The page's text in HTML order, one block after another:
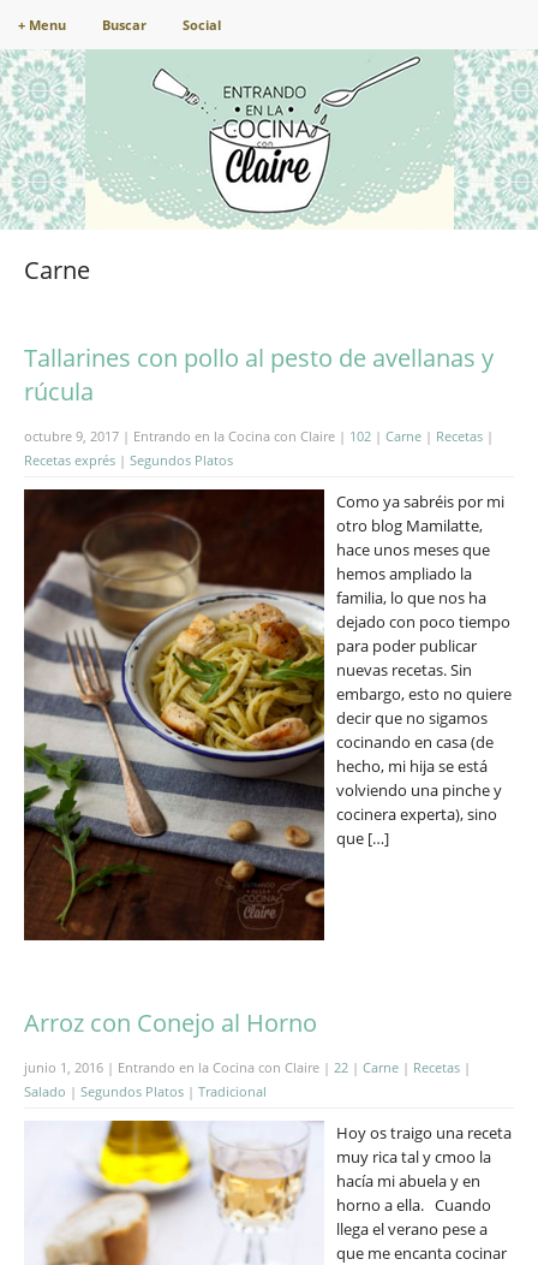
+ Menu Buscar Social
Carne
Tallarines con pollo al pesto de avellanas y
rúcula
octubre 9, 2017 | Entrando en la Cocina con Claire | 102 | Carne | Recetas |
Recetas exprés | Segundos Platos
Como ya sabréis por mi
otro blog Mamilatte,
hace unos meses que
hemos ampliado la
familia, lo que nos ha
dejado con poco tiempo
para poder publicar
nuevas recetas. Sin
embargo, esto no quiere
decir que no sigamos
cocinando en casa (de
hecho, mi hija se está
volviendo una pinche y
cocinera experta), sino
que […]
Arroz con Conejo al Horno
junio 1, 2016 | Entrando en la Cocina con Claire | 22 | Carne | Recetas |
Salado | Segundos Platos | Tradicional
Hoy os traigo una receta
muy rica tal y cmoo la
hacía mi abuela y en
horno a ella. Cuando
llega el verano pese a
que me encanta cocinar